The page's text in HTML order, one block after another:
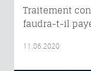
Traitement
faudra-t-il
11.06.2020